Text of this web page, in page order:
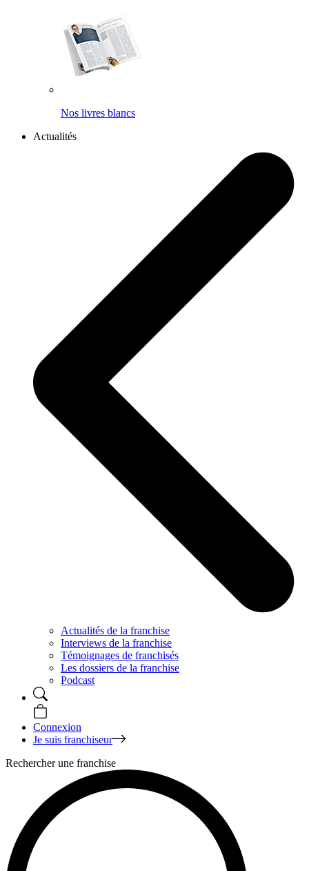
Nos livres blancs
Actualités
Actualités de la franchise
Interviews de la franchise
Témoignages de franchisés
Les dossiers de la franchise
Podcast
Connexion
Je suis franchiseur
Rechercher une franchise